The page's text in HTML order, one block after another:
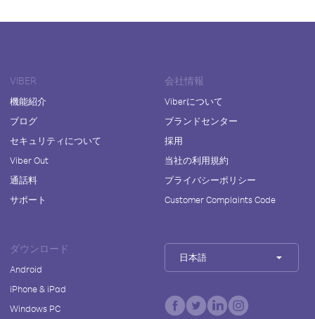
VIBER
機能紹介
ブログ
セキュリティについて
Viber Out
通話料
サポート
会社情報
Viberについて
ブランドセンター
採用
当社の利用規約
プライバシーポリシー
Customer Complaints Code
ダウンロード
Android
iPhone & iPad
Windows PC
日本語